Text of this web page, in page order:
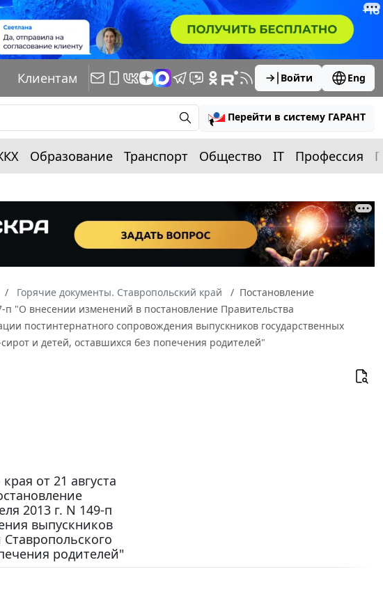
Клиентам Войти Eng
Перейти в систему ГАРАНТ
Образование Транспорт Общество IT Профессия
Горячие документы. Ставропольский край
Постановление
п "О внесении изменений в постановление Правительства
постинтернатного сопровождения выпускников государственных
и детей, оставшихся без попечения родителей"
от 21 августа
2013 г. N 149-п
выпускников
родителей"